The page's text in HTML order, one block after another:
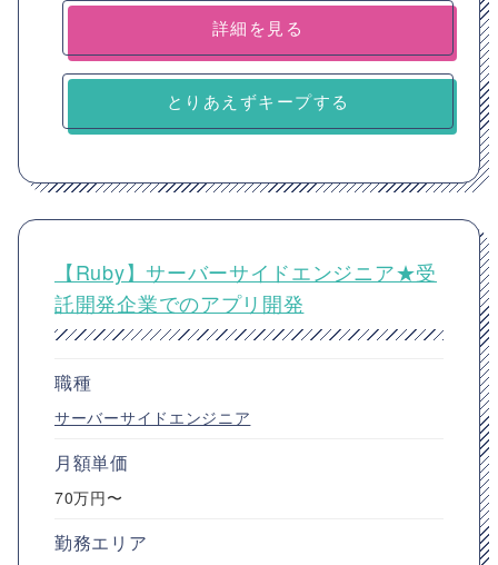
詳細を見る
とりあえずキープする
【Ruby】サーバーサイドエンジニア★受
託開発企業でのアプリ開発
職種
サーバーサイドエンジニア
月額単価
70万円〜
勤務エリア